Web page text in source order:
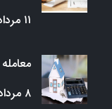
۱۱ مرداد ۱۴۰۵
۸ مرداد ۱۴۰۵